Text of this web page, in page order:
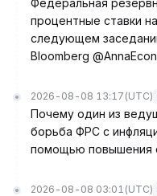
Федеральная
процентные ставки
следующем
Bloomberg
2026-08-08 13:17 (UTC)
Почему один из
борьба ФРС с
помощью повышения
2026-08-08 03:01 (UTC)